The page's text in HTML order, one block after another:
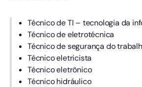
Técnico de TI – tecnologia da
Técnico de eletrotécnica
Técnico de segurança do
Técnico eletricista
Técnico eletrônico
Técnico hidráulico